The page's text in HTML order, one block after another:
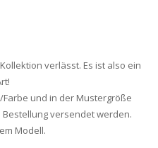
verlässt. Es ist also ein
und in der Mustergröße
versendet werden.
Modell.